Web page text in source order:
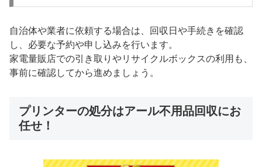
自治体や業者に依頼する場合は、回収日や手続きを確認
し、必要な予約や申し込みを行います。
家電量販店での引き取りやリサイクルボックスの利用も、
事前に確認してから進めましょう。
プリンターの処分はアール不用品回収にお
任せ！